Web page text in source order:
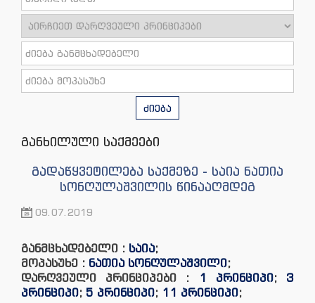
ძიება
განხილული საქმეები
გადაწყვეტილება საქმეზე - საია ნათია
სონღულაშვილის წინააღმდეგ
09.07.2019
განმცხადებელი : საია;
მოპასუხე : ნათია სონღულაშვილი;
დარღვეული პრინციპები :
1 პრინციპი; 3
პრინციპი; 5 პრინციპი; 11 პრინციპი;